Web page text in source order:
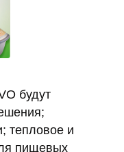
будут
тепловое и
пищевых